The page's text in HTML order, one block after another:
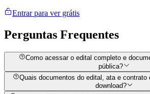
Entrar para ver grátis
Perguntas Frequentes
Como acessar o edital completo e
pública?
Quais documentos do edital, ata e contrato
download?